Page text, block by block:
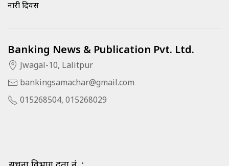
नारी दिवस
Banking News & Publication Pvt. Ltd.
Jwagal-10, Lalitpur
bankingsamachar@gmail.com
015268504, 015268029